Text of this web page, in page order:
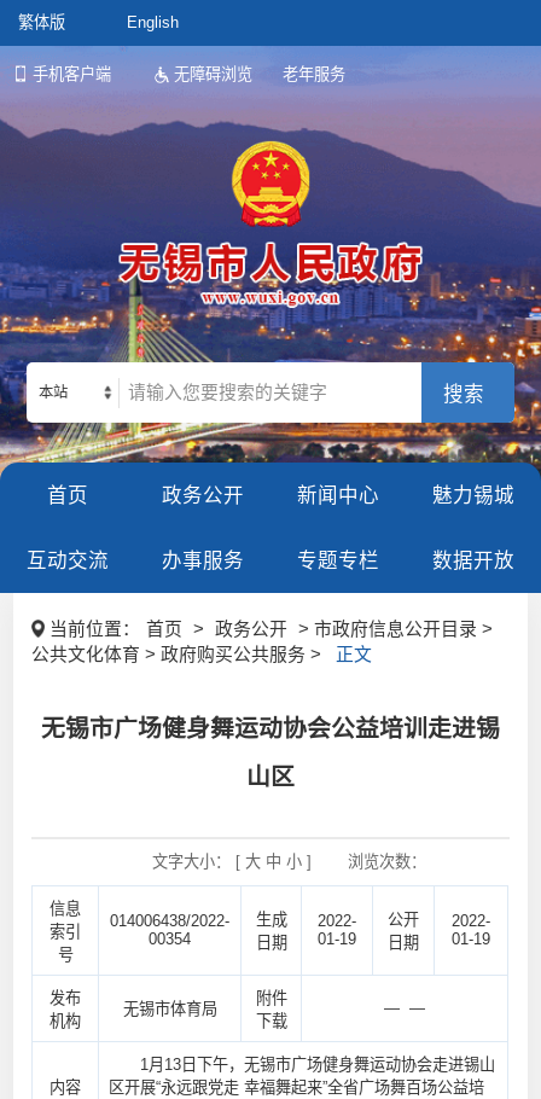
繁体版 English
手机客户端 无障碍浏览 老年服务
本站
首页 政务公开 新闻中心 魅力锡城
互动交流 办事服务 专题专栏 数据开放
当前位置： 首页 > 政务公开
> 市政府信息公开目录 >
公共文化体育 > 政府购买公共服务 >
正文
无锡市广场健身舞运动协会公益培训走进锡
山区
文字大小： [ 大 中 小] 浏览次数：
信息
索引
号
014006438/2022-
00354
生成
日期
2022-
01-19
公开
日期
2022-
01-19
发布
机构
无锡市体育局
附件
下载
— —
内容
1月13日下午，无锡市广场健身舞运动协会走进锡山
区开展“永远跟党走 幸福舞起来”全省广场舞百场公益培